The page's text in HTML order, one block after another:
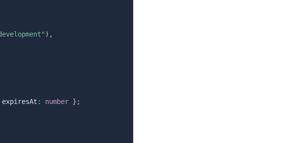
) ,
expiresAt : number } ;